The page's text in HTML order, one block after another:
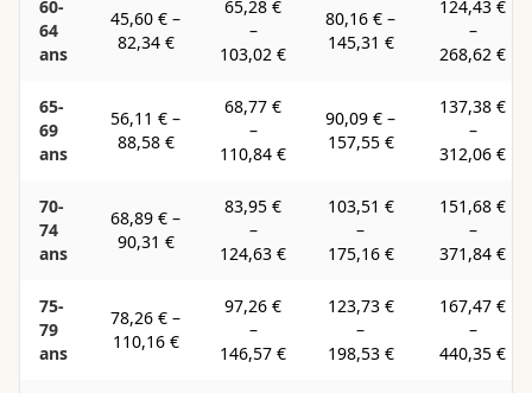
60-
64
ans
45,60 € –
82,34 €
65,28 €
–
103,02 €
80,16 € –
145,31 €
124,43 €
–
268,62 €
65-
69
ans
56,11 € –
88,58 €
68,77 €
–
110,84 €
90,09 € –
157,55 €
137,38 €
–
312,06 €
70-
74
ans
68,89 € –
90,31 €
83,95 €
–
124,63 €
103,51 €
–
175,16 €
151,68 €
–
371,84 €
75-
79
ans
78,26 € –
110,16 €
97,26 €
–
146,57 €
123,73 €
–
198,53 €
167,47 €
–
440,35 €